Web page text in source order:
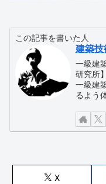
この記事を書いた人
建築
一級建
研究所
一級建
るよう
X